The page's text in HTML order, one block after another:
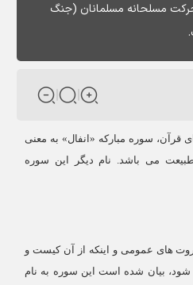
مسلحانه مسلمانان (جنگ
سوره مبارکه «انفال» به معنی
می باشد. نام دیگر این سوره
هاى عمومى و اينكه از آن كيست و
بيان شده است اين سوره به نام